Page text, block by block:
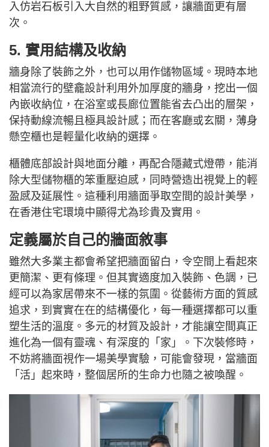
入仿岩石板引入大自然的粗野質感，讓牆面更有層
次。
5. 實用結構及收納
牆身除了裝飾之外，也可以用作儲物區域。現時本地
相當流行的壁龕設計利用外加厚度的牆身，挖出一個
內嵌收納位，在浴室或長廊位置能省去凸出的層架，
保持動線流暢且極具設計感；而在客廳或玄關，薄身
懸空櫃也是輕量化收納的選擇。
櫃體底部設計與地面分離，再配合隱藏式燈帶，能消
除大型儲物櫃的笨重壓迫感，同時營造出視覺上的輕
盈感及延展性。這種利用牆面爭取空間的設計美學，
在香港住宅環境中顯得尤為珍貴及實用。
定義屬於自己的牆面敘事
雖然大多業主都會希望把牆面留白，令空間上看起來
更簡潔、更有條理。但其實適度加入裝飾、色調，已
經可以為家居帶來不一樣的氛圍。從藝術方面的質感
追求，到實實在在的結構優化，每一種選擇都可以重
塑生活的溫度。多元的材質及設計，才能讓空間真正
進化為一個有靈魂、有深度的「家」。下次裝修時，
不妨將牆面視作一場美學實驗，可能會發現，當牆面
「活」起來時，整個居所的生命力也隨之被喚醒。